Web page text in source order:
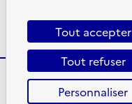
Tout accepter
Tout refuser
Personnaliser